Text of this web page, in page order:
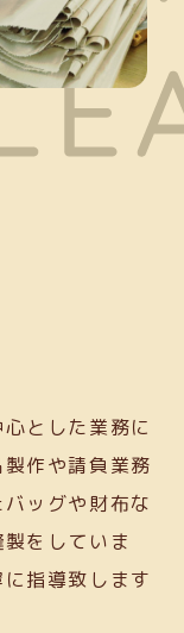
とした業務に
作や請負業務
ッグや財布な
をしていま
指導致します